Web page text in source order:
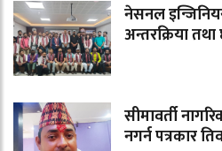
नेसनल
अन्तरक्रिया
सीमावर्ती
नगर्न पत्रकार